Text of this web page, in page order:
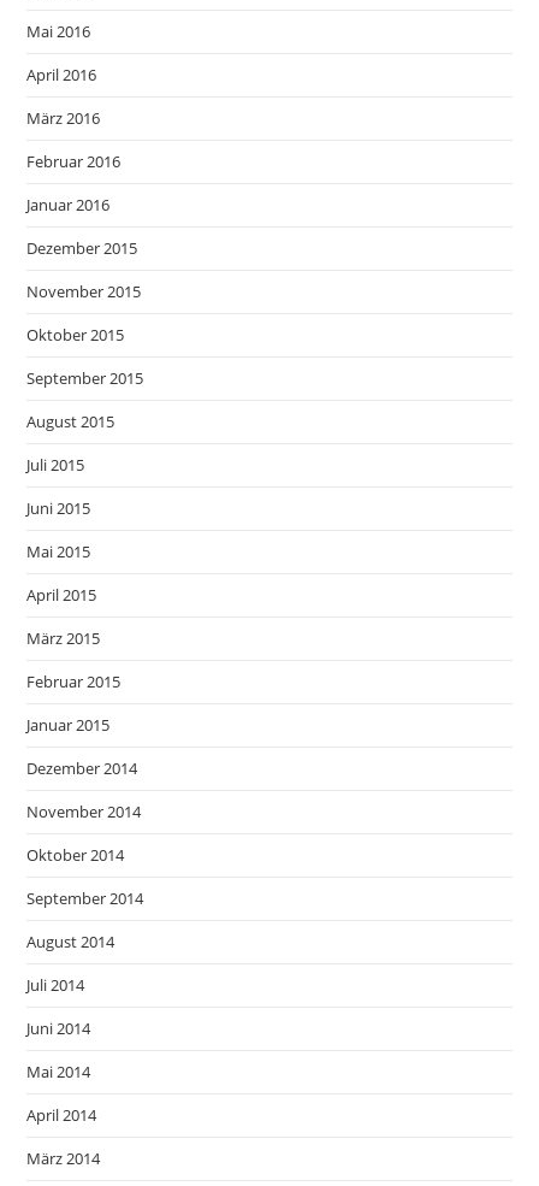
Mai 2016
April 2016
März 2016
Februar 2016
Januar 2016
Dezember 2015
November 2015
Oktober 2015
September 2015
August 2015
Juli 2015
Juni 2015
Mai 2015
April 2015
März 2015
Februar 2015
Januar 2015
Dezember 2014
November 2014
Oktober 2014
September 2014
August 2014
Juli 2014
Juni 2014
Mai 2014
April 2014
März 2014